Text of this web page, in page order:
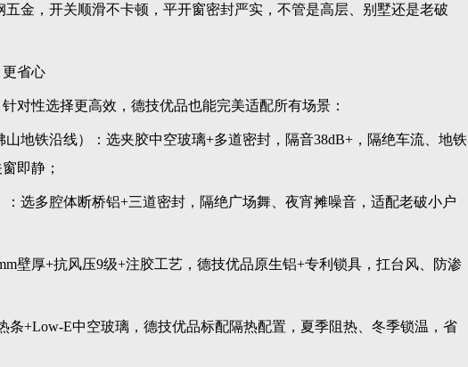
金，开关顺滑不卡顿，平开窗密封严实，不管是高层、别墅还是老破
省心
对性选择更高效，德技优品也能完美适配所有场景：
地铁沿线）：选夹胶中空玻璃+多道密封，隔音38dB+，隔绝车流、地铁
即静；
选多腔体断桥铝+三道密封，隔绝广场舞、夜宵摊噪音，适配老破小户
壁厚+抗风压9级+注胶工艺，德技优品原生铝+专利锁具，扛台风、防渗
条+Low-E中空玻璃，德技优品标配隔热配置，夏季阻热、冬季锁温，省